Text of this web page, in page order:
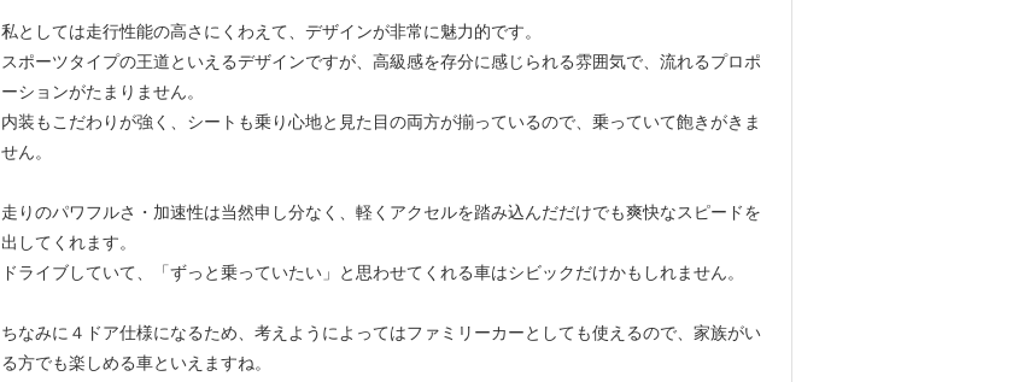
私としては走行性能の高さにくわえて、デザインが非常に魅力的です。
スポーツタイプの王道といえるデザインですが、高級感を存分に感じられる雰囲気で、流れるプロポ
ーションがたまりません。
内装もこだわりが強く、シートも乗り心地と見た目の両方が揃っているので、乗っていて飽きがきま
せん。
走りのパワフルさ・加速性は当然申し分なく、軽くアクセルを踏み込んだだけでも爽快なスピードを
出してくれます。
ドライブしていて、「ずっと乗っていたい」と思わせてくれる車はシビックだけかもしれません。
ちなみに４ドア仕様になるため、考えようによってはファミリーカーとしても使えるので、家族がい
る方でも楽しめる車といえますね。